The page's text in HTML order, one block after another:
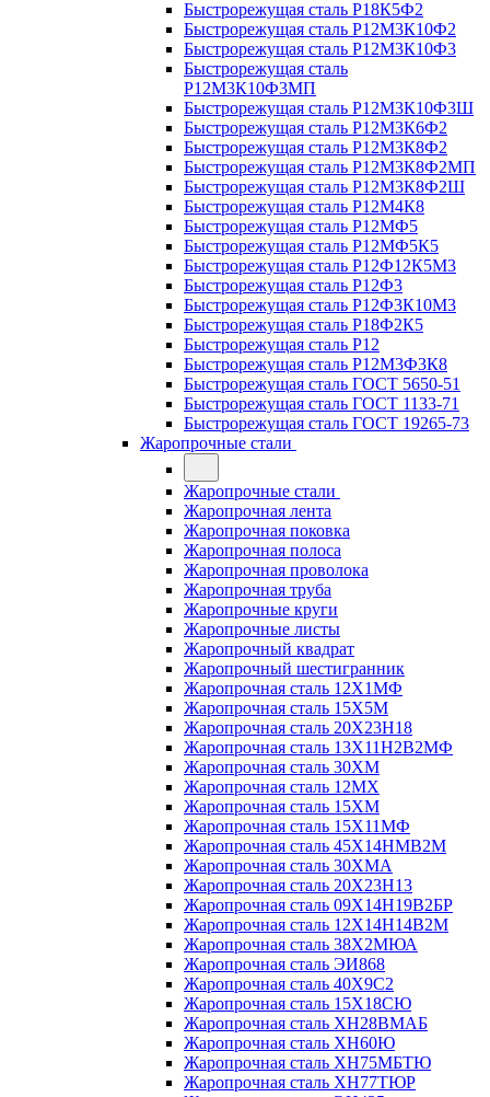
Быстрорежущая сталь Р18К5Ф2
Быстрорежущая сталь Р12М3К10Ф2
Быстрорежущая сталь Р12М3К10Ф3
Быстрорежущая сталь
Р12М3К10Ф3МП
Быстрорежущая сталь Р12М3К10Ф3Ш
Быстрорежущая сталь Р12М3К6Ф2
Быстрорежущая сталь Р12М3К8Ф2
Быстрорежущая сталь Р12М3К8Ф2МП
Быстрорежущая сталь Р12М3К8Ф2Ш
Быстрорежущая сталь Р12М4К8
Быстрорежущая сталь Р12МФ5
Быстрорежущая сталь Р12МФ5К5
Быстрорежущая сталь Р12Ф12К5М3
Быстрорежущая сталь Р12Ф3
Быстрорежущая сталь Р12Ф3К10М3
Быстрорежущая сталь Р18Ф2К5
Быстрорежущая сталь Р12
Быстрорежущая сталь Р12М3Ф3К8
Быстрорежущая сталь ГОСТ 5650-51
Быстрорежущая сталь ГОСТ 1133-71
Быстрорежущая сталь ГОСТ 19265-73
Жаропрочные стали
Жаропрочные стали
Жаропрочная лента
Жаропрочная поковка
Жаропрочная полоса
Жаропрочная проволока
Жаропрочная труба
Жаропрочные круги
Жаропрочные листы
Жаропрочный квадрат
Жаропрочный шестигранник
Жаропрочная сталь 12Х1МФ
Жаропрочная сталь 15Х5М
Жаропрочная сталь 20Х23Н18
Жаропрочная сталь 13Х11Н2В2МФ
Жаропрочная сталь 30ХМ
Жаропрочная сталь 12МХ
Жаропрочная сталь 15ХМ
Жаропрочная сталь 15Х11МФ
Жаропрочная сталь 45Х14НМВ2М
Жаропрочная сталь 30ХМА
Жаропрочная сталь 20Х23Н13
Жаропрочная сталь 09Х14Н19В2БР
Жаропрочная сталь 12Х14Н14В2М
Жаропрочная сталь 38Х2МЮА
Жаропрочная сталь ЭИ868
Жаропрочная сталь 40Х9С2
Жаропрочная сталь 15Х18СЮ
Жаропрочная сталь ХН28ВМАБ
Жаропрочная сталь ХН60Ю
Жаропрочная сталь ХН75МБТЮ
Жаропрочная сталь ХН77ТЮР